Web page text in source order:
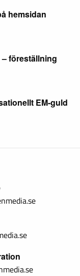
hemsidan
föreställning
EM-guld